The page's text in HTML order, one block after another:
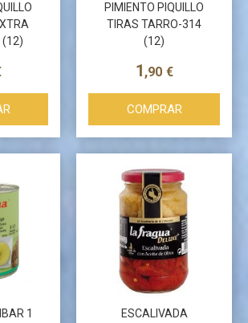
(12)
PIMIENTO PIQUILLO
TIRAS TARRO-314
(12)
1 ,90 €
COMPRAR
1
ESCALIVADA
Más info